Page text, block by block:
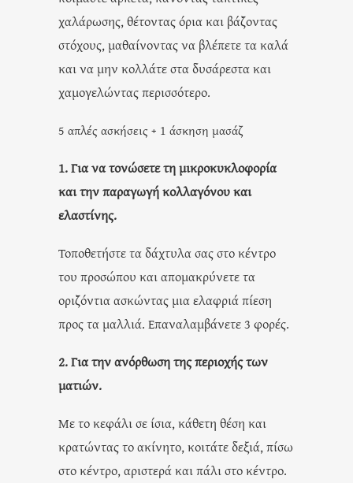
χαλάρωσης, θέτοντας όρια και βάζοντας
στόχους, μαθαίνοντας να βλέπετε τα καλά
και να μην κολλάτε στα δυσάρεστα και
χαμογελώντας περισσότερο.
5 απλές ασκήσεις + 1 άσκηση μασάζ
1. Για να τονώσετε τη μικροκυκλοφορία
και την παραγωγή κολλαγόνου και
ελαστίνης.
Τοποθετήστε τα δάχτυλα σας στο κέντρο
του προσώπου και απομακρύνετε τα
οριζόντια ασκώντας μια ελαφριά πίεση
προς τα μαλλιά. Επαναλαμβάνετε 3 φορές.
2. Για την ανόρθωση της περιοχής των
ματιών.
Με το κεφάλι σε ίσια, κάθετη θέση και
κρατώντας το ακίνητο, κοιτάτε δεξιά, πίσω
στο κέντρο, αριστερά και πάλι στο κέντρο.